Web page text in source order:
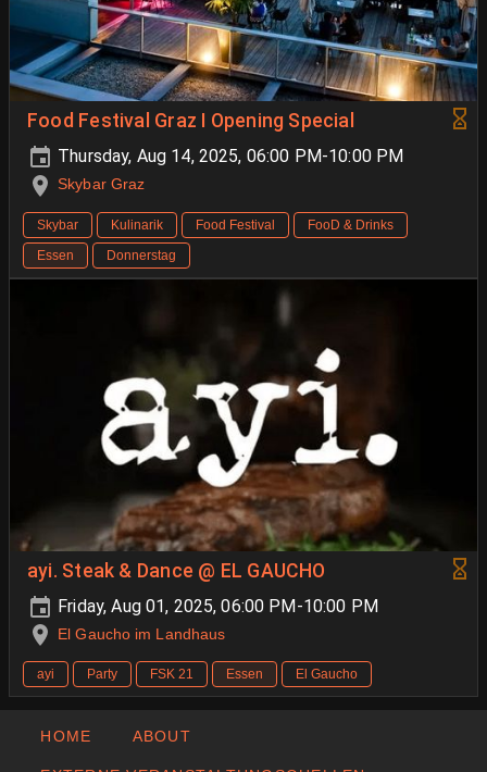
Food Festival Graz I Opening Special
Thursday, Aug 14, 2025, 06:00 PM-10:00 PM
Skybar Graz
Skybar Kulinarik Food Festival
FooD & Drinks
Essen
Donnerstag
ayi. Steak & Dance @ EL GAUCHO
Friday, Aug 01, 2025, 06:00 PM-10:00 PM
El Gaucho im Landhaus
ayi Party FSK 21 Essen El Gaucho
HOME ABOUT